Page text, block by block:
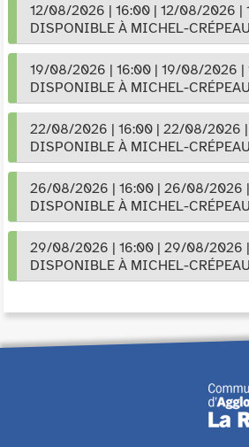
12/08/2026 | 16:00 | 12/08/2026 |
DISPONIBLE À MICHEL-CRÉPEAU
19/08/2026 | 16:00 | 19/08/2026 |
DISPONIBLE À MICHEL-CRÉPEAU
22/08/2026 | 16:00 | 22/08/2026 |
DISPONIBLE À MICHEL-CRÉPEAU
26/08/2026 | 16:00 | 26/08/2026 |
DISPONIBLE À MICHEL-CRÉPEAU
29/08/2026 | 16:00 | 29/08/2026 |
DISPONIBLE À MICHEL-CRÉPEAU